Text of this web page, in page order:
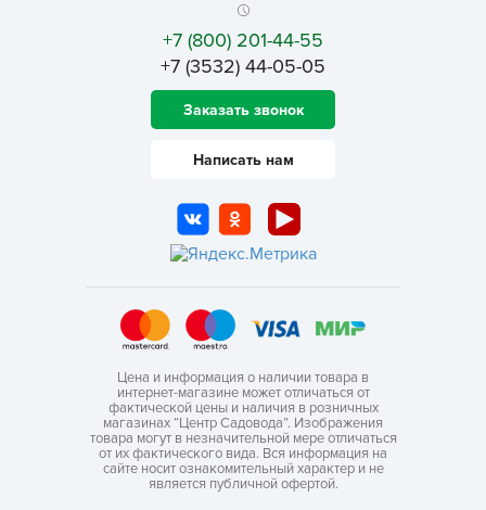
+7 (800) 201-44-55
+7 (3532) 44-05-05
Заказать звонок
Написать нам
Цена и информация о наличии товара в
интернет-магазине может отличаться от
фактической цены и наличия в розничных
магазинах “Центр Садовода”. Изображения
товара могут в незначительной мере отличаться
от их фактического вида. Вся информация на
сайте носит ознакомительный характер и не
является публичной офертой.